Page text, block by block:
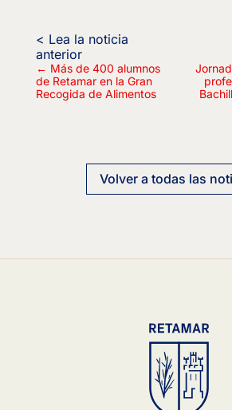
← Más de 400 alumnos
de Retamar en la Gran
Recogida de Alimentos
Volver a todas las